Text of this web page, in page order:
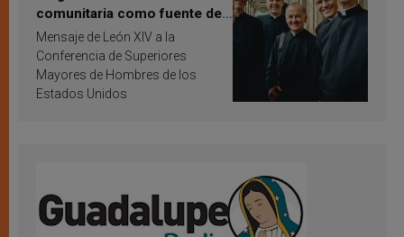
comunitaria como fuente de
inspiración y santificación
Mensaje de León XIV a la
Conferencia de Superiores
Mayores de Hombres de los
Estados Unidos